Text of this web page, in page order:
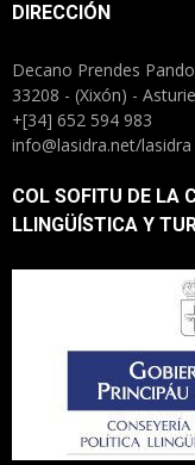
DIRECCIÓN
Decano Prendes
33208 - (Xixón) -
+[34] 652 594 983
info@lasidra.net/lasidra
COL SOFITU DE LA
LLINGÜÍSTICA Y